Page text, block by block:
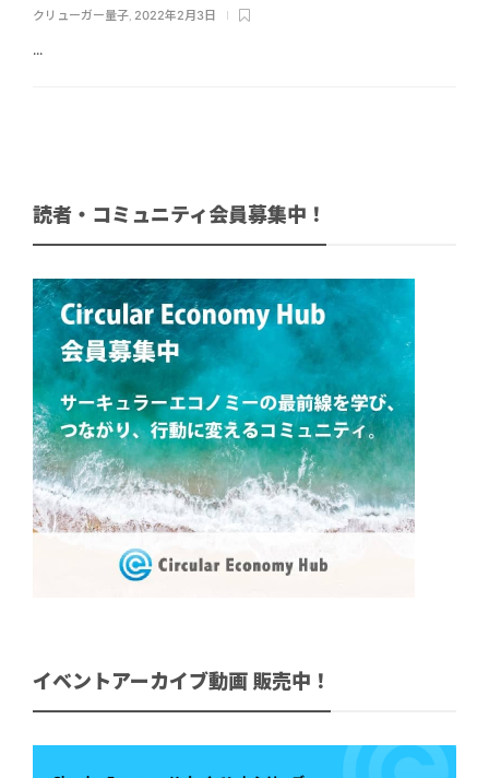
クリューガー量子 2022年2月3日
...
読者・コミュニティ会員募集中！
イベントアーカイブ動画 販売中！